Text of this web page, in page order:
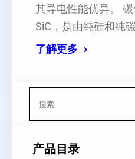
其导电性能优异‌。
SiC，是由纯硅和纯
了解更多
产品目录